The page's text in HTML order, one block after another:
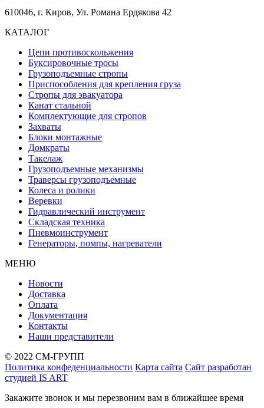
610046, г. Киров, Ул. Романа Ердякова 42
КАТАЛОГ
Цепи противоскольжения
Буксировочные тросы
Грузоподъемные стропы
Приспособления для крепления груза
Стропы для эвакуатора
Канат стальной
Комплектующие для стропов
Захваты
Блоки монтажные
Домкраты
Такелаж
Грузоподъемные механизмы
Траверсы грузоподъемные
Колеса и ролики
Веревки
Гидравлический инструмент
Складская техника
Пневмоинструмент
Генераторы, помпы, нагреватели
МЕНЮ
Новости
Доставка
Оплата
Документация
Контакты
Наши представители
© 2022 СМ-ГРУПП
Политика конфеденциальности Карта сайта Сайт разработан
студией IS ART
Закажите звонок и мы перезвоним вам в ближайшее время